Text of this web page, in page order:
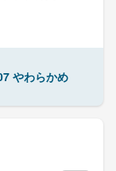
やわらかめ